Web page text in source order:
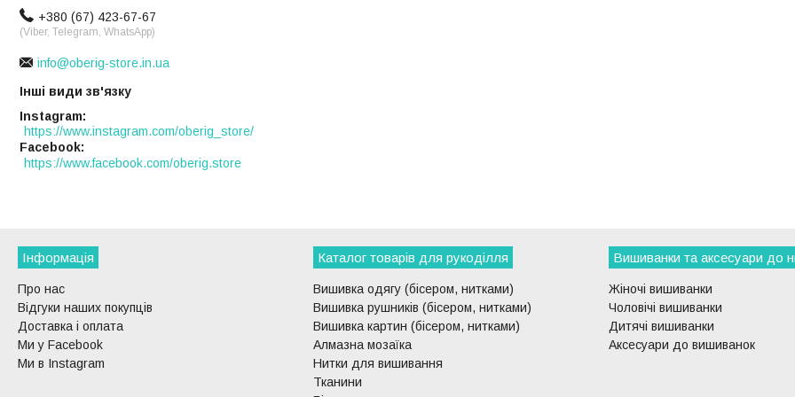
+380 (67) 423-67-67
(Viber, Telegram, WhatsApp)
info@oberig-store.in.ua
Інші види зв'язку
Instagram
https://www.instagram.com/oberig_store/
Facebook
https://www.facebook.com/oberig.store
Інформація
Про нас
Відгуки наших покупців
Доставка і оплата
Ми у Facebook
Ми в Instagram
Каталог товарів для рукоділля
Вишивка одягу (бісером, нитками)
Вишивка рушників (бісером, нитками)
Вишивка картин (бісером, нитками)
Алмазна мозаїка
Нитки для вишивання
Тканини
Вишиванки та аксесуари до
Жіночі вишиванки
Чоловічі вишиванки
Дитячі вишиванки
Аксесуари до вишиванок